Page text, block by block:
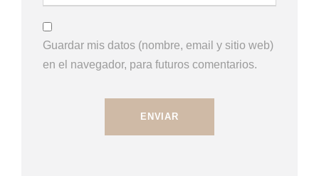
Guardar mis datos (nombre, email y sitio web)
en el navegador, para futuros comentarios.